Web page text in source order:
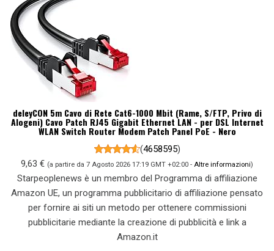
deleyCON 5m Cavo di Rete Cat6-1000 Mbit (Rame, S/FTP, Privo di
Alogeni) Cavo Patch RJ45 Gigabit Ethernet LAN - per DSL Internet
WLAN Switch Router Modem Patch Panel PoE - Nero
(4658595)
9,63 € (a partire da 7 Agosto 2026 17:19 GMT +02:00 - Altre informazioni)
Starpeoplenews è un membro del Programma di affiliazione
Amazon UE, un programma pubblicitario di affiliazione pensato
per fornire ai siti un metodo per ottenere commissioni
pubblicitarie mediante la creazione di pubblicità e link a
Amazon.it